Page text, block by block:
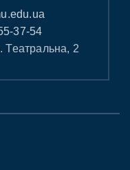
37-54
Театральна, 2